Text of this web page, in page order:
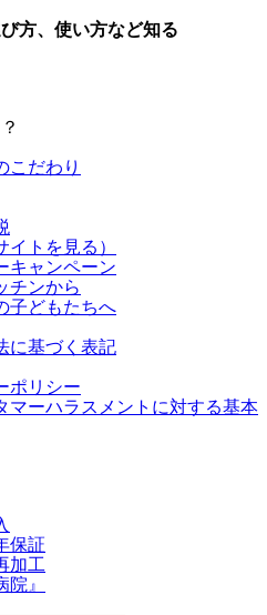
方、使い方など知る
こだわり
イトを見る ）
キャンペーン
チンから
子どもたちへ
に基づく表記
ポリシー
マーハラスメントに対する基本
保証
加工
院』